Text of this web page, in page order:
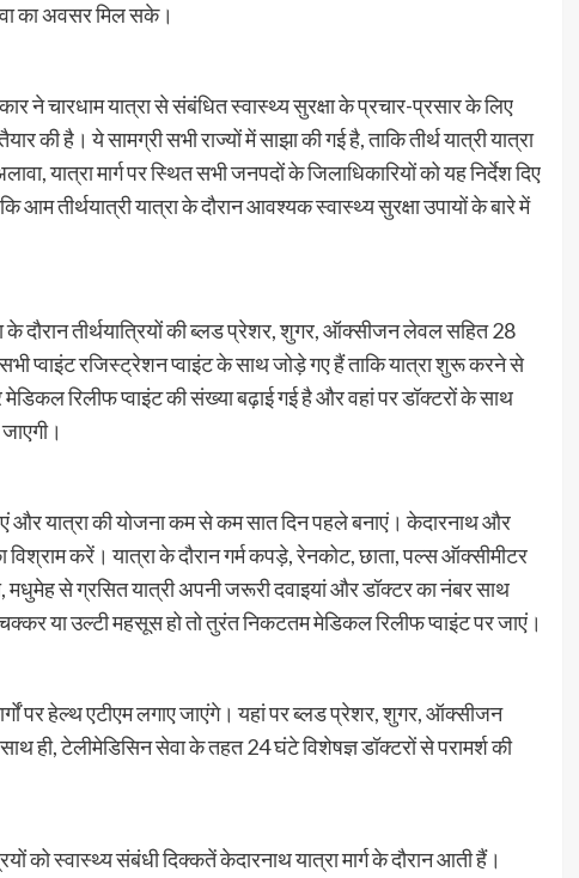
का अवसर मिल सके।
ने चारधाम यात्रा से संबंधित स्वास्थ्य सुरक्षा के प्रचार-प्रसार के लिए
की है। ये सामग्री सभी राज्यों में साझा की गई है, ताकि तीर्थ यात्री यात्रा
यात्रा मार्ग पर स्थित सभी जनपदों के जिलाधिकारियों को यह निर्देश दिए
आम तीर्थयात्री यात्रा के दौरान आवश्यक स्वास्थ्य सुरक्षा उपायों के बारे में
के दौरान तीर्थयात्रियों की ब्लड प्रेशर, शुगर, ऑक्सीजन लेवल सहित 28
प्वाइंट रजिस्ट्रेशन प्वाइंट के साथ जोड़े गए हैं ताकि यात्रा शुरू करने से
मेडिकल रिलीफ प्वाइंट की संख्या बढ़ाई गई है और वहां पर डॉक्टरों के साथ
और यात्रा की योजना कम से कम सात दिन पहले बनाएं। केदारनाथ और
करें। यात्रा के दौरान गर्म कपड़े, रेनकोट, छाता, पल्स ऑक्सीमीटर
से ग्रसित यात्री अपनी जरूरी दवाइयां और डॉक्टर का नंबर साथ
या उल्टी महसूस हो तो तुरंत निकटतम मेडिकल रिलीफ प्वाइंट पर जाएं।
पर हेल्थ एटीएम लगाए जाएंगे। यहां पर ब्लड प्रेशर, शुगर, ऑक्सीजन
ही, टेलीमेडिसिन सेवा के तहत 24 घंटे विशेषज्ञ डॉक्टरों से परामर्श की
को स्वास्थ्य संबंधी दिक्कतें केदारनाथ यात्रा मार्ग के दौरान आती हैं।